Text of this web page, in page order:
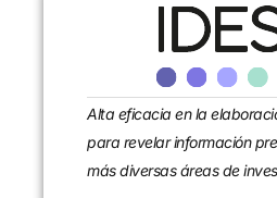
Alta eficacia en la
para revelar información
más diversas áreas de